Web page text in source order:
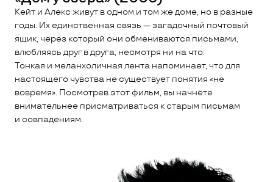
Кейт и Алекс живут в одном и том же доме, но в разные
годы. Их единственная связь — загадочный почтовый
ящик, через который они обмениваются письмами,
влюбляясь друг в друга, несмотря ни на что.
Тонкая и меланхоличная лента напоминает, что для
настоящего чувства не существует понятия «не
вовремя». Посмотрев этот фильм, вы начнёте
внимательнее присматриваться к старым письмам
и совпадениям.